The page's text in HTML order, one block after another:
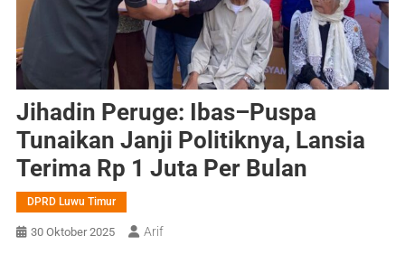
Jihadin Peruge: Ibas–Puspa
Tunaikan Janji Politiknya, Lansia
Terima Rp 1 Juta Per Bulan
DPRD Luwu Timur
30 Oktober 2025 Arif